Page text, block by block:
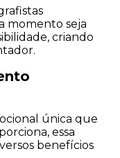
momento seja
criando
única que
essa
benefícios